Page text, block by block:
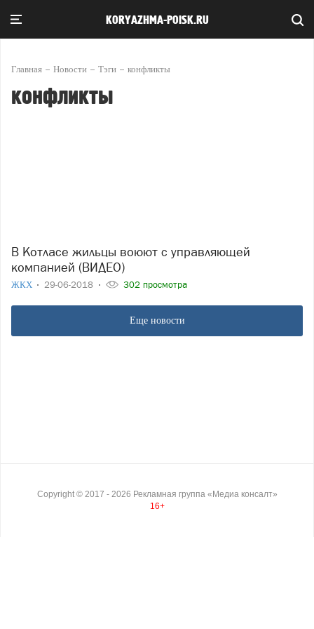
KORYAZHMA-POISK.RU
Главная Новости Тэги конфликты
конфликты
В Котласе жильцы воюют с управляющей
компанией (ВИДЕО)
ЖКХ 29-06-2018 302 просмотра
Еще новости
Copyright © 2017 - 2026 Рекламная группа «Медиа консалт»
16+